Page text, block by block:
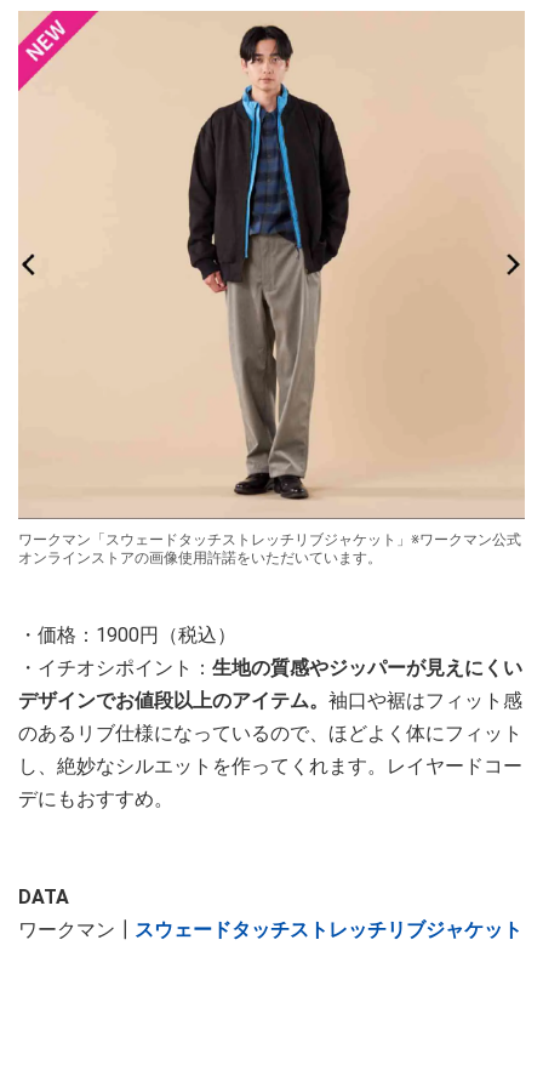
ワークマン「スウェードタッチストレッチリブジャケット」※ワークマン公式
オンラインストアの画像使用許諾をいただいています。
・価格：1900円（税込）
・イチオシポイント： 生地の質感やジッパーが見えにくい
デザインでお値段以上のアイテム。 袖口や裾はフィット感
のあるリブ仕様になっているので、ほどよく体にフィット
し、絶妙なシルエットを作ってくれます。レイヤードコー
デにもおすすめ。
DATA
ワークマン┃
スウェードタッチストレッチリブジャケット